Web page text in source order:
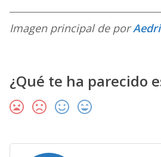
Imagen principal de por
¿Qué te ha parecido